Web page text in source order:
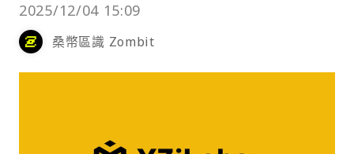
2025/12/04 15:09
桑幣區識 Zombit